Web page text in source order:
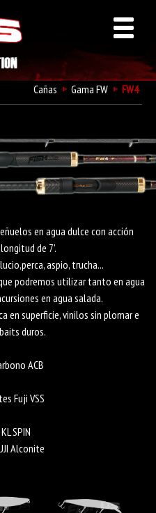
Cañas Gama FW FW4
en agua dulce con acción
de 7'.
aspio, trucha...
podremos utilizar tanto en agua
en agua salada.
en superficie, vinilos sin plomar e
duros.
ACB
Fuji VSS
SPIN
Alconite